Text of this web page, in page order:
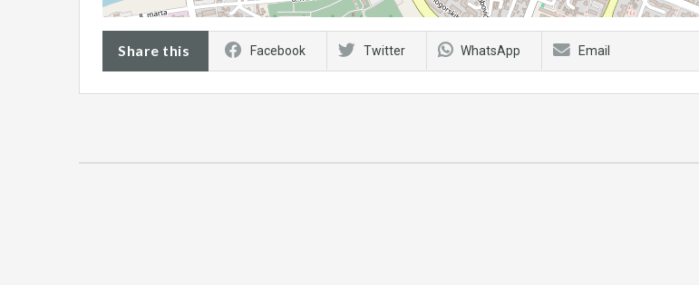
Share this Facebook Twitter WhatsApp Email